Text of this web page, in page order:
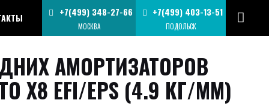
+7(499) 403-13-51
ПОДОЛЬСК
+7(499) 348-27-66
МОСКВА
АМОРТИЗАТОРОВ
X8 EFI/EPS (4.9 КГ/ММ)